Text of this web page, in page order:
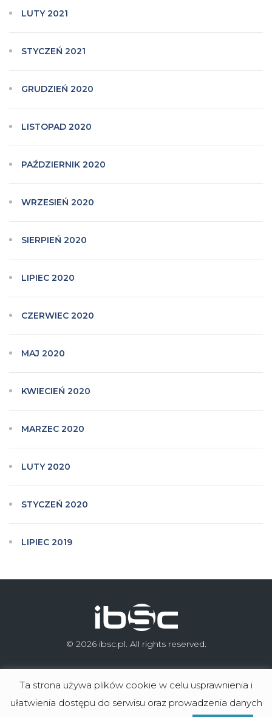
LUTY 2021
STYCZEŃ 2021
GRUDZIEŃ 2020
LISTOPAD 2020
PAŹDZIERNIK 2020
WRZESIEŃ 2020
SIERPIEŃ 2020
LIPIEC 2020
CZERWIEC 2020
MAJ 2020
KWIECIEŃ 2020
MARZEC 2020
LUTY 2020
STYCZEŃ 2020
LIPIEC 2019
© 2026 ibsc.pl. All rights reserved.
Microsoft Dynamics 365 Business Central
Ta strona używa plików cookie w celu usprawnienia i
ułatwienia dostępu do serwisu oraz prowadzenia danych